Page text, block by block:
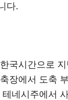
다.
국시간으로
장에서 도축
네시주에서